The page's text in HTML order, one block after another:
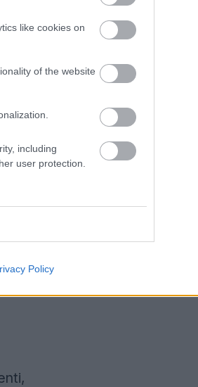
like cookies on
of the website
including
user protection.
Policy